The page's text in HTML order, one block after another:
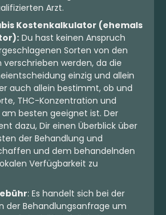
Arzt.
Kostenkalkulator (ehemals
Du hast keinen Anspruch
Sorten von den
werden, da die
einzig und allein
auch allein bestimmt, ob und
THC-Konzentration und
besten geeignet ist. Der
dazu, Dir einen Überblick über
der Behandlung und
und dem behandelnden
Verfügbarkeit zu
: Es handelt sich bei der
der Behandlungsanfrage um